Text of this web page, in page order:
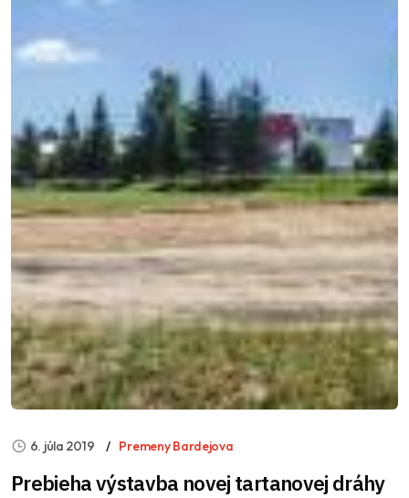
6. júla 2019 Premeny Bardejova
Prebieha výstavba novej tartanovej dráhy